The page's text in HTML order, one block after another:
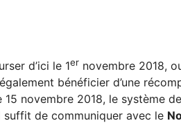
d’ici le 1er novembre 2018,
bénéficier d’une
novembre 2018, le système
suffit de communiquer avec le